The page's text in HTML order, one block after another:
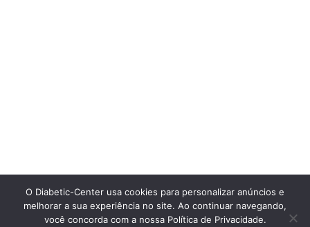
O Diabetic-Center usa cookies para personalizar anúncios e
melhorar a sua experiência no site. Ao continuar navegando,
você concorda com a nossa Política de Privacidade.